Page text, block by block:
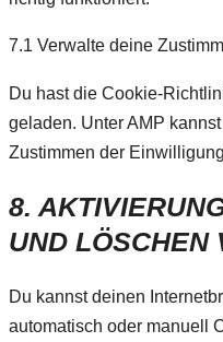
7.1 Verwalte deine
Du hast die Cookie-
geladen. Unter AMP
Zustimmen der
8.
UND LÖSCHEN
Du kannst deinen
automatisch oder manuell